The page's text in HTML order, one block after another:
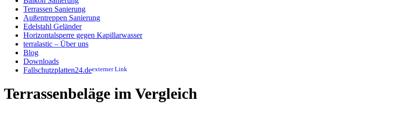
Terrassen Sanierung
Außentreppen Sanierung
Edelstahl Geländer
Horizontalsperre gegen Kapillarwasser
terralastic – Über uns
Blog
Downloads
Fallschutzplatten24.de
Terrassenbeläge im Vergleich